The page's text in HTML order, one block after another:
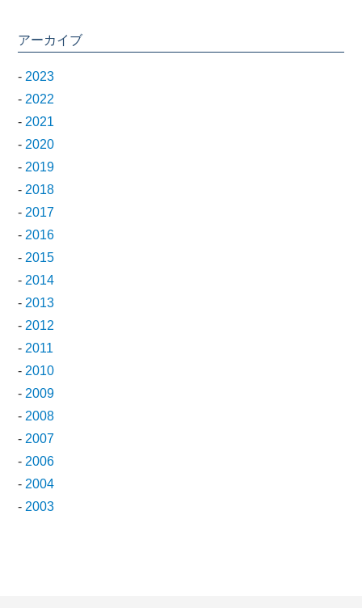
アーカイブ
- 2023
- 2022
- 2021
- 2020
- 2019
- 2018
- 2017
- 2016
- 2015
- 2014
- 2013
- 2012
- 2011
- 2010
- 2009
- 2008
- 2007
- 2006
- 2004
- 2003